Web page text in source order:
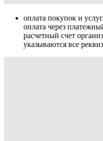
оплата покупок и
оплата через
расчетный счет
указываются все